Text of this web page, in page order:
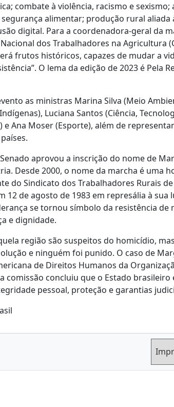
combate à violência, racismo e
alimentar; produção rural aliada
digital. Para a coordenadora-geral da
dos Trabalhadores na Agricultura
frutos históricos, capazes de mudar a
O lema da edição de 2023 é Pela
as ministras Marina Silva (Meio
Luciana Santos (Ciência,
e Ana Moser (Esporte), além de
aprovou a inscrição do nome de
Desde 2000, o nome da marcha é uma
do Sindicato dos Trabalhadores Rurais
12 de agosto de 1983 em represália à
se tornou símbolo da resistência de
e dignidade.
região são suspeitos do homicídio,
e ninguém foi punido. O caso de
de Direitos Humanos da
comissão concluiu que o Estado
pessoal, proteção e garantias